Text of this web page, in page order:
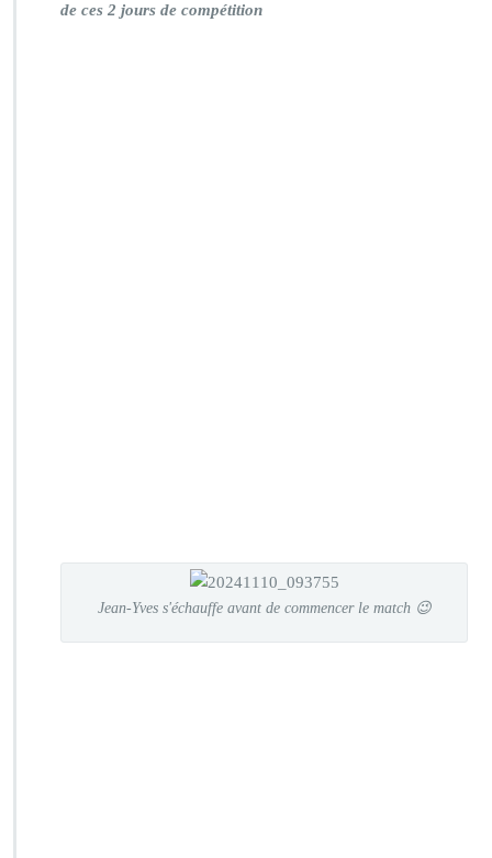
de ces 2 jours de compétition
Jean-Yves s'échauffe avant de commencer le match 😉